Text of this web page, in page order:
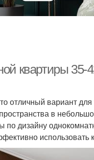
квартиры 35-
отличный вариант
в
по дизайну
использовать